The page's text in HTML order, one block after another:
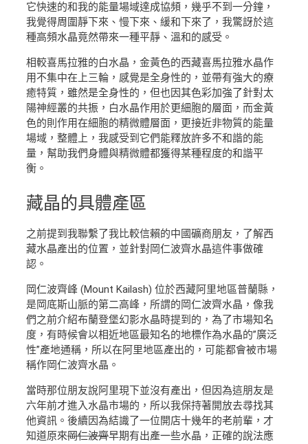
它快速的和我的能量場域達成協頻，幾乎不到一分鐘，
我覺得周圍靜下來、慢下來、緩和下來了，我驚訝於這
種高頻水晶竟然帶來一種平靜、溫和的感受。
相較喜馬拉雅的白水晶，金黃色的西藏喜馬拉雅水晶作
用不集中在上三輪，感覺是全身性的，並帶有強大的療
癒特質，雖然是全身性的，但也因其色彩加強了針對太
陽神經叢的共振，白水晶作用於更細胞的層面，而金黃
色的則作用在細胞的精微體層面，更接近非物質的能量
場域，整體上，我感受到它們能釋放許多不和諧的能
量，幫助我們身體與精微體都獲得某種程度的和諧平
衡。
藏晶的具體產區
之前提到我聯繫了我比較信賴的中國礦商朋友，了解西
藏水晶產出的位置，並針對岡仁波齊水晶這件事做確
認。
岡仁波齊峰 (Mount Kailash) 位於西藏阿里地區普蘭縣，
是岡底斯山脈的第二高峰，所謂的岡仁波齊水晶，像我
們之前介紹布蘭登堡幻影水晶時提到的，為了市場知名
度，有時候會以相近地區最知名的地標作為水晶的”廣泛
性”產地通稱，所以在阿里地區產出的，可能都會被市場
稱作岡仁波齊水晶。
當時那位朋友說阿里現下並沒有產出，但因為這朋友是
六年前才進入水晶市場的，所以我保持著開放去尋找其
他資訊。後續因為結識了一位開店十幾年的老前輩，才
知道原來岡仁波齊早期有出產一些水晶，正確的說法應